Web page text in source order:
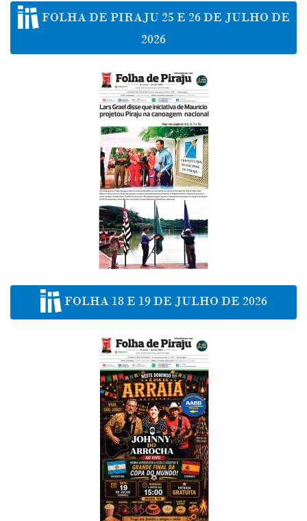
FOLHA DE PIRAJU 25 E 26 DE JULHO DE
2026
FOLHA 18 E 19 DE JULHO DE 2026